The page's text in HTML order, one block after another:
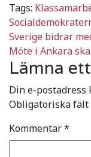
Tags:
Sverige bidrar
Möte i Ankara
Lämna
Din e-postadress
Obligatoriska fält
Kommentar*